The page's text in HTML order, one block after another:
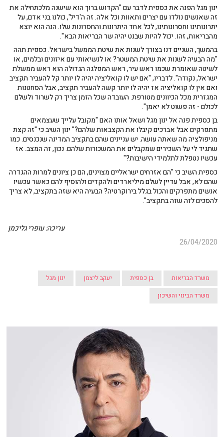
ינון מגל הפנה את כספית לדבר עם "הקדוש ברוך הוא שישנה מלכתחילה את
זה שאנשים נולדו עם יצרים ותאוות וכל אלה. זה ה'דיל', כולנו בני אדם, על
יתרונותינו וחסרונותינו, לכל אחד היתרונות והחסרונות שלו. הנה הוא יוצא
מהבריאות, זהו. יכול להיות שבנט יהיה שר הבריאות הבא".
בהמשך, השניים דנו בצורך לשנות את שיטת הממשל בישראל. כספית תהה
"מה הבעיה לשנות את שיטת המשטר? או לנשיאותי עם איזונים ובלמים, או
לשיטה שאומרת שכמו ראש עיר, ראש המפלגה הגדולה הוא ראש ממשלת
ישראל, נקודה". לדבריו, "אם יש לו קואליציה יהיה לו יותר קל להעביר תקציב
ואם אין לו קואליציה אז יהיה לו יותר קשה להעביר תקציב, אבל הסחטנות
המגזרית מכל הכיוונים מטורפת. העובדה שכל הזמן צריך רק לשרוד ולשלם
לכולם - זה פשוט לא יאמן".
בן כספית פנה אל ינון מגל ושאל אותו האם "מקובל עלייך שעצמאים
מתפרקים אבל אברכים קיבלו את הקצבאות שלהם?" ינון השיב כי "זה קצת
מניפולציה מה שאתה עושה. יש עניינים שהם בתקציב המדינה שנכנסים. כמו
שתגיד לי על השכירים שמקבלים את המשכורות שלהם. נכון, זה המצב. אז
עכשיו נטפלת לתלמידי הישיבות?"
כספית השיב כי "הם אזרחים ישראליים מצוינים, הם כן ציונים למרות ההגדרה
שהם לא, אבל עדיין לשלם מיליארדים ולהקדים ולהוסיף להם כאשר עכשיו
אנשים מתפרקים והכול בגלל בירוקרטיה? הבעיה היא שזה בתקציב, לא צריך
להסכים לזה שזה בתקציב".
עריכה: עופרי גליכמן
26/04/2020
משרד הבריאות בן כספית יעקב ליצמן
ינון מגל
משרד הבינוי והשיכון